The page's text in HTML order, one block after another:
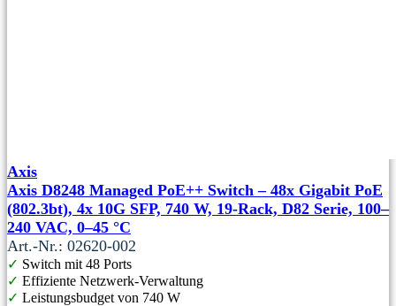
Axis
Axis D8248 Managed PoE++ Switch – 48x Gigabit PoE
(802.3bt), 4x 10G SFP, 740 W, 19-Rack, D82 Serie, 100–
240 VAC, 0–45 °C
Art.-Nr.: 02620-002
✓ Switch mit 48 Ports
✓ Effiziente Netzwerk-Verwaltung
✓ Leistungsbudget von 740 W